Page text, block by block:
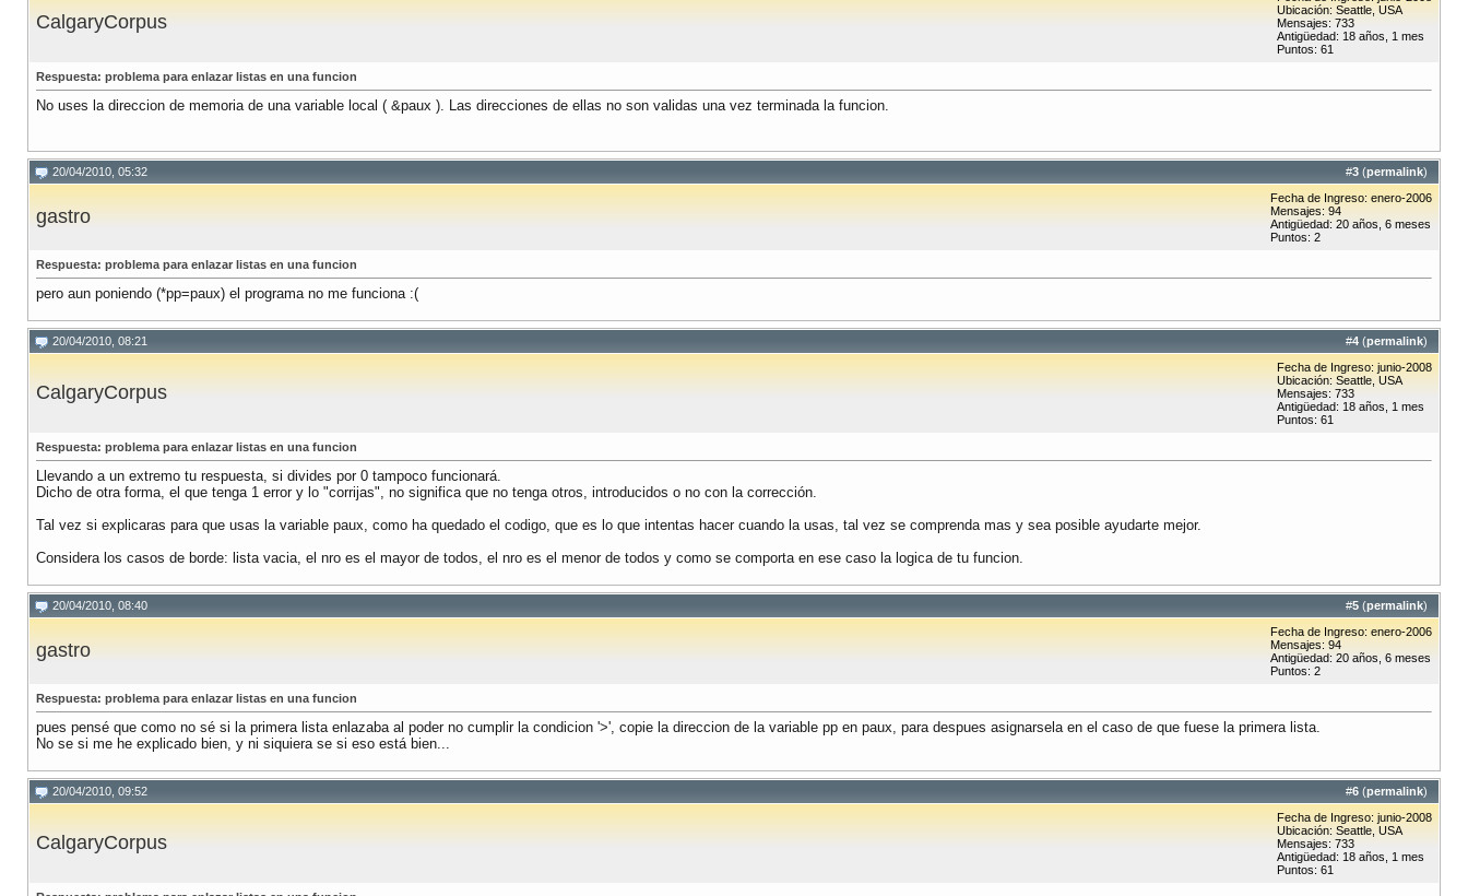
CalgaryCorpus
Ubicación: Seattle, USA
Mensajes: 733
Antigüedad: 18 años, 1 mes
Puntos: 61
Respuesta: problema para enlazar listas en una funcion
No uses la direccion de memoria de una variable local ( &paux ). Las direcciones de ellas no son validas una vez terminada la funcion.
#3 (permalink)
20/04/2010, 05:32
gastro
Fecha de Ingreso: enero-2006
Mensajes: 94
Antigüedad: 20 años, 6 meses
Puntos: 2
Respuesta: problema para enlazar listas en una funcion
pero aun poniendo (*pp=paux) el programa no me funciona :(
#4 (permalink)
20/04/2010, 08:21
CalgaryCorpus
Fecha de Ingreso: junio-2008
Ubicación: Seattle, USA
Mensajes: 733
Antigüedad: 18 años, 1 mes
Puntos: 61
Respuesta: problema para enlazar listas en una funcion
Llevando a un extremo tu respuesta, si divides por 0 tampoco funcionará.
Dicho de otra forma, el que tenga 1 error y lo "corrijas", no significa que no tenga otros, introducidos o no con la corrección.
Tal vez si explicaras para que usas la variable paux, como ha quedado el codigo, que es lo que intentas hacer cuando la usas, tal vez se comprenda mas y sea posible ayudarte mejor.
Considera los casos de borde: lista vacia, el nro es el mayor de todos, el nro es el menor de todos y como se comporta en ese caso la logica de tu funcion.
#5 (permalink)
20/04/2010, 08:40
gastro
Fecha de Ingreso: enero-2006
Mensajes: 94
Antigüedad: 20 años, 6 meses
Puntos: 2
Respuesta: problema para enlazar listas en una funcion
pues pensé que como no sé si la primera lista enlazaba al poder no cumplir la condicion '>', copie la direccion de la variable pp en paux, para despues asignarsela en el caso de que fuese la primera lista.
No se si me he explicado bien, y ni siquiera se si eso está bien...
#6 (permalink)
20/04/2010, 09:52
CalgaryCorpus
Fecha de Ingreso: junio-2008
Ubicación: Seattle, USA
Mensajes: 733
Antigüedad: 18 años, 1 mes
Puntos: 61